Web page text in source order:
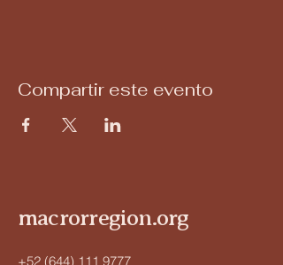
Compartir este evento
macrorregion.org
+52 (644) 111 9777